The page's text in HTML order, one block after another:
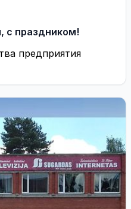
с праздником!
предприятия